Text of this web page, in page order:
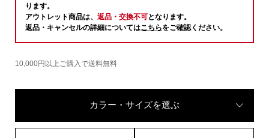
ります。
アウトレット商品は、 返品・交換不可となります。
返品・キャンセルの詳細についてはこちらをご確認ください。
10,000円以上ご購入で送料無料
カラー・サイズを選ぶ